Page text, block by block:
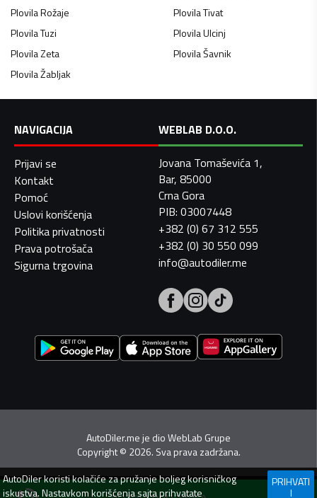
PlovilaRožaje PlovilaTivat
PlovilaTuzi PlovilaUlcinj
PlovilaZeta PlovilaŠavnik
PlovilaŽabljak
NAVIGACIJA
Prijavi se
Kontakt
Pomoć
Uslovi korišćenja
Politika privatnosti
Prava potrošača
Sigurna trgovina
WEBLAB D.O.O.
Jovana Tomaševića 1,
Bar, 85000
Crna Gora
PIB: 03007448
+382 (0) 67 312 555
+382 (0) 30 550 099
info@autodiler.me
AutoDiler.me je dioWebLab Grupe
Copyright© 2026. Sva prava zadržana.
AutoDilerkoristi kolačiće za pružanje boljeg korisničkog
iskustva. Nastavkom korišćenja sajta prihvatate
PRIHVATI
I